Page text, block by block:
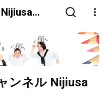
ンネル Nijiusa